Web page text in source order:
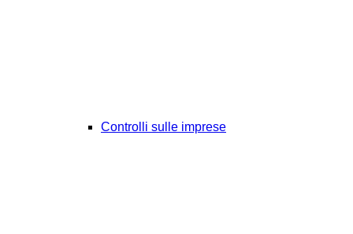
Controlli sulle imprese